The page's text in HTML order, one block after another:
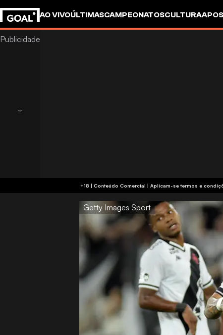
AO VIVOÚLTIMASCAMPEONATOSCULTURA
+18 | Conteúdo Comercial | Aplicam-se
Getty Images Sport